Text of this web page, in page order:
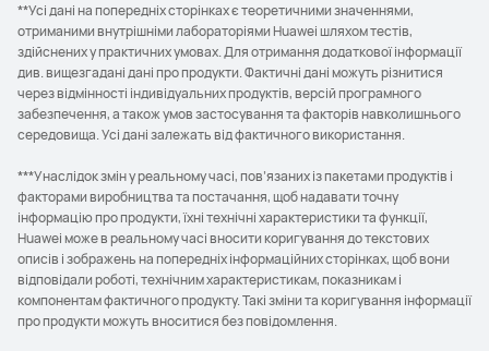
**Усі дані на попередніх сторінках є теоретичними значеннями,
отриманими внутрішніми лабораторіями Huawei шляхом тестів,
здійснених у практичних умовах. Для отримання додаткової інформації
див. вищезгадані дані про продукти. Фактичні дані можуть різнитися
через відмінності індивідуальних продуктів, версій програмного
забезпечення, а також умов застосування та факторів навколишнього
середовища. Усі дані залежать від фактичного використання.
***Унаслідок змін у реальному часі, пов’язаних із пакетами продуктів і
факторами виробництва та постачання, щоб надавати точну
інформацію про продукти, їхні технічні характеристики та функції,
Huawei може в реальному часі вносити коригування до текстових
описів і зображень на попередніх інформаційних сторінках, щоб вони
відповідали роботі, технічним характеристикам, показникам і
компонентам фактичного продукту. Такі зміни та коригування інформації
про продукти можуть вноситися без повідомлення.